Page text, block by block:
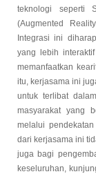
teknologi seperti
(Augmented
Integrasi ini
yang lebih
memanfaatkan
itu, kerjasama ini
untuk terlibat
masyarakat yang
melalui
dari kerjasama ini
juga bagi
keseluruhan,